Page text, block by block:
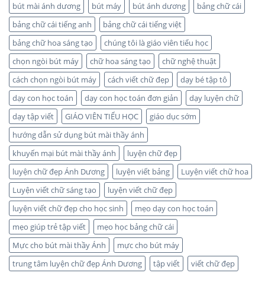
bút mài ánh dương
bút máy bút ánh dương
bảng chữ cái
bảng chữ cái tiếng anh
bảng chữ cái tiếng việt
bảng chữ hoa sáng tạo
chúng tôi là giáo viên tiểu học
chọn ngòi bút máy
chữ hoa sáng tạo
chữ nghệ thuật
cách chọn ngòi bút máy
cách viết chữ đẹp
dạy bé tập tô
dạy con học toán
dạy con học toán đơn giản
dạy luyện chữ
dạy tập viết
GIÁO VIÊN TIỂU HỌC
giáo dục sớm
hướng dẫn sử dụng bút mài thầy ánh
khuyến mại bút mài thầy ánh
luyện chữ đẹp
luyện chữ đẹp Ánh Dương
luyện viết bảng
Luyện viết chữ hoa
Luyện viết chữ sáng tạo
luyện viết chữ đẹp
luyện viết chữ đẹp cho học sinh
mẹo dạy con học toán
mẹo giúp trẻ tập viết
mẹo học bảng chữ cái
Mực cho bút mài thầy Ánh
mực cho bút máy
trung tâm luyện chữ đẹp Ánh Dương
tập viết viết chữ đẹp